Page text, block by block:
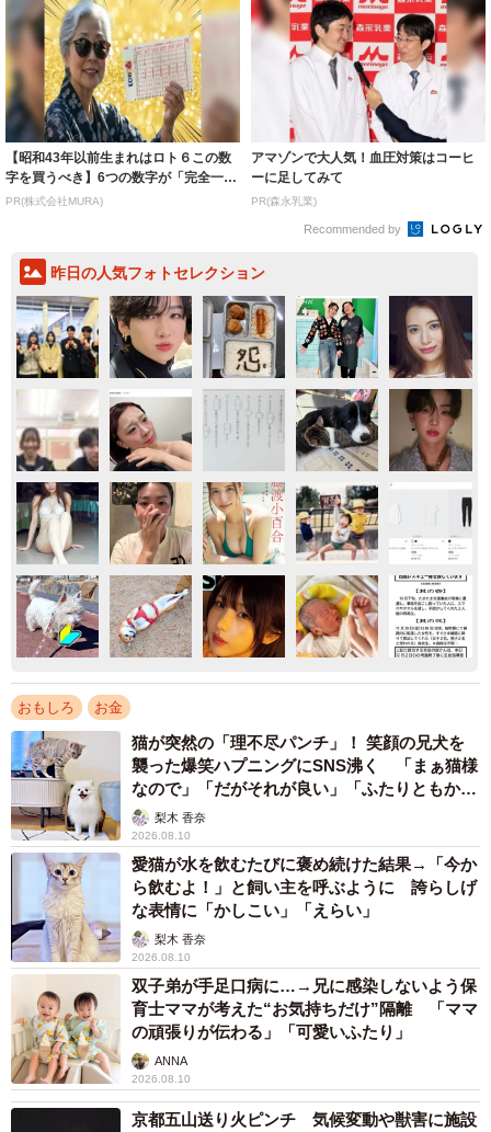
【昭和43年以前生まれはロト６この数
字を買うべき】6つの数字が「完全一
致」する方...
PR(株式会社MURA)
アマゾンで大人気！血圧対策はコーヒ
ーに足してみて
PR(森永乳業)
Recommended by
昨日の人気フォトセレクション
おもしろ お金
猫が突然の「理不尽パンチ」！ 笑顔の兄犬を
襲った爆笑ハプニングにSNS沸く 「まぁ猫様
なので」「だがそれが良い」「ふたりともかわ
いいね」
梨木 香奈
2026.08.10
愛猫が水を飲むたびに褒め続けた結果→「今か
ら飲むよ！」と飼い主を呼ぶように 誇らしげ
な表情に「かしこい」「えらい」
梨木 香奈
2026.08.10
双子弟が手足口病に…→兄に感染しないよう保
育士ママが考えた“お気持ちだけ”隔離 「ママ
の頑張りが伝わる」「可愛いふたり」
ANNA
2026.08.10
京都五山送り火ピンチ 気候変動や獣害に施設